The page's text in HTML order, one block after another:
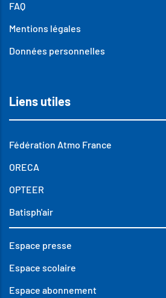
FAQ
Mentions légales
Données personnelles
Liens utiles
Fédération Atmo France
ORECA
OPTEER
Batisph'air
Espace presse
Espace scolaire
Espace abonnement